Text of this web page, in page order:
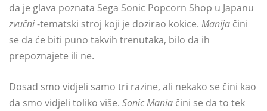
da je glava poznata Sega Sonic Popcorn Shop u Japanu
zvučni-tematski stroj koji je dozirao kokice. Manija čini
se da će biti puno takvih trenutaka, bilo da ih
prepoznajete ili ne.
Dosad smo vidjeli samo tri razine, ali nekako se čini kao
da smo vidjeli toliko više. Sonic Mania čini se da to tek